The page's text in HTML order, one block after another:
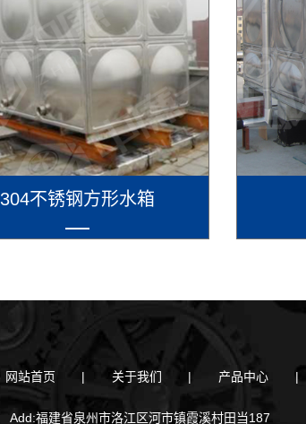
304不锈钢方形水箱
网站首页 | 关于我们 | 产品中心 |
Add:福建省泉州市洛江区河市镇霞溪村田当187